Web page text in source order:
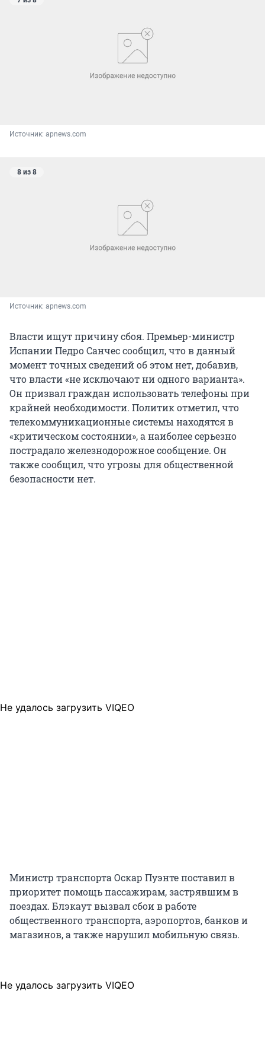
Источник: apnews.com
8 из 8
Источник: apnews.com
Власти ищут причину сбоя. Премьер-министр
Испании Педро Санчес сообщил, что в данный
момент точных сведений об этом нет, добавив,
что власти «не исключают ни одного варианта».
Он призвал граждан использовать телефоны при
крайней необходимости. Политик отметил, что
телекоммуникационные системы находятся в
«критическом состоянии», а наиболее серьезно
пострадало железнодорожное сообщение. Он
также сообщил, что угрозы для общественной
безопасности нет.
Не удалось загрузить VIQEO
Министр транспорта Оскар Пуэнте поставил в
приоритет помощь пассажирам, застрявшим в
поездах. Блэкаут вызвал сбои в работе
общественного транспорта, аэропортов, банков и
магазинов, а также нарушил мобильную связь.
Не удалось загрузить VIQEO